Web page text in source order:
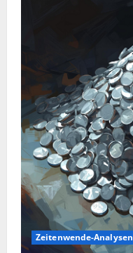
Zeitenwende-Analysen